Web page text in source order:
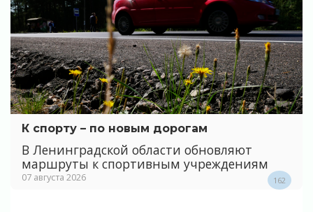
К спорту – по новым дорогам
В Ленинградской области обновляют
маршруты к спортивным учреждениям
07 августа 2026 162